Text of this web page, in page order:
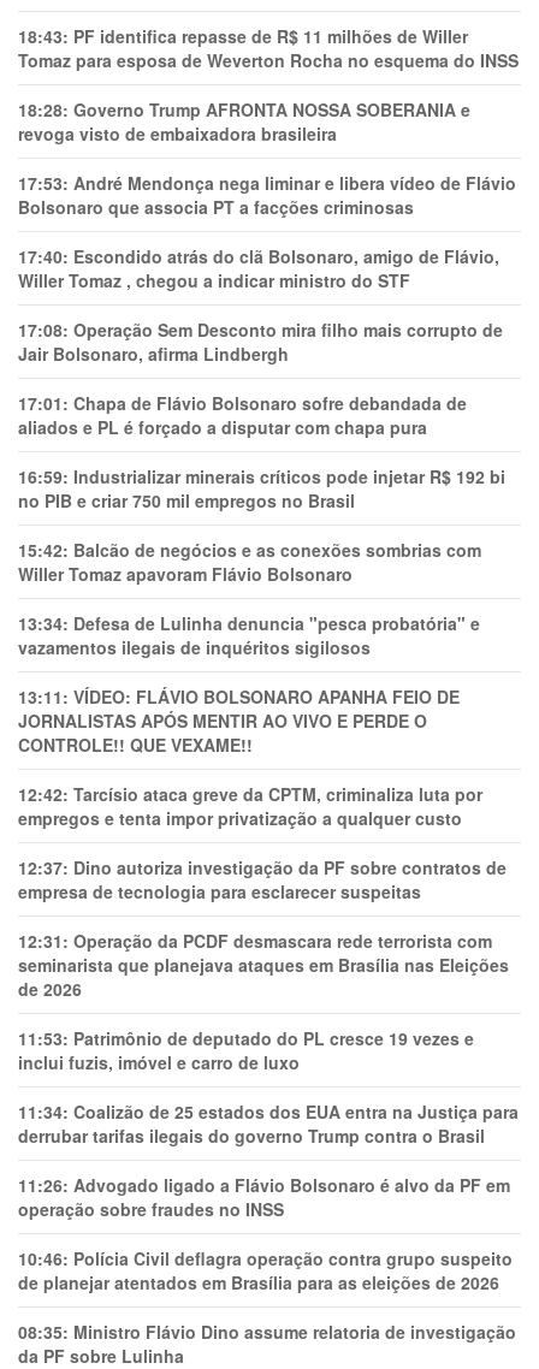
18:43: PF identifica repasse de R$ 11 milhões de Willer
Tomaz para esposa de Weverton Rocha no esquema do INSS
18:28: Governo Trump AFRONTA NOSSA SOBERANIA e
revoga visto de embaixadora brasileira
17:53: André Mendonça nega liminar e libera vídeo de Flávio
Bolsonaro que associa PT a facções criminosas
17:40: Escondido atrás do clã Bolsonaro, amigo de Flávio,
Willer Tomaz , chegou a indicar ministro do STF
17:08: Operação Sem Desconto mira filho mais corrupto de
Jair Bolsonaro, afirma Lindbergh
17:01: Chapa de Flávio Bolsonaro sofre debandada de
aliados e PL é forçado a disputar com chapa pura
16:59: Industrializar minerais críticos pode injetar R$ 192 bi
no PIB e criar 750 mil empregos no Brasil
15:42: Balcão de negócios e as conexões sombrias com
Willer Tomaz apavoram Flávio Bolsonaro
13:34: Defesa de Lulinha denuncia "pesca probatória" e
vazamentos ilegais de inquéritos sigilosos
13:11: VÍDEO: FLÁVIO BOLSONARO APANHA FEIO DE
JORNALISTAS APÓS MENTIR AO VIVO E PERDE O
CONTROLE!! QUE VEXAME!!
12:42: Tarcísio ataca greve da CPTM, criminaliza luta por
empregos e tenta impor privatização a qualquer custo
12:37: Dino autoriza investigação da PF sobre contratos de
empresa de tecnologia para esclarecer suspeitas
12:31: Operação da PCDF desmascara rede terrorista com
seminarista que planejava ataques em Brasília nas Eleições
de 2026
11:53: Patrimônio de deputado do PL cresce 19 vezes e
inclui fuzis, imóvel e carro de luxo
11:34: Coalizão de 25 estados dos EUA entra na Justiça para
derrubar tarifas ilegais do governo Trump contra o Brasil
11:26: Advogado ligado a Flávio Bolsonaro é alvo da PF em
operação sobre fraudes no INSS
10:46: Polícia Civil deflagra operação contra grupo suspeito
de planejar atentados em Brasília para as eleições de 2026
08:35: Ministro Flávio Dino assume relatoria de investigação
da PF sobre Lulinha